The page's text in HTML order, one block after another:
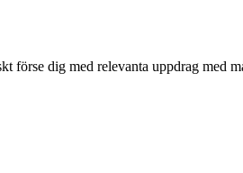
dig med relevanta uppdrag med